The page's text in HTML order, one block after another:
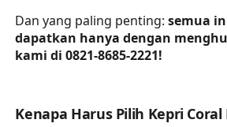
Dan yang paling penting:semua
dapatkan hanya dengan
kami di 0821-8685-2221!
Kenapa Harus Pilih Kepri Coral